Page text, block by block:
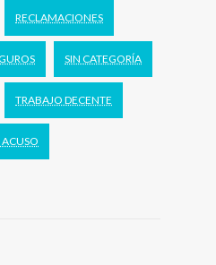
RECLAMACIONES
SIN CATEGORÍA
TRABAJO DECENTE
ACUSO